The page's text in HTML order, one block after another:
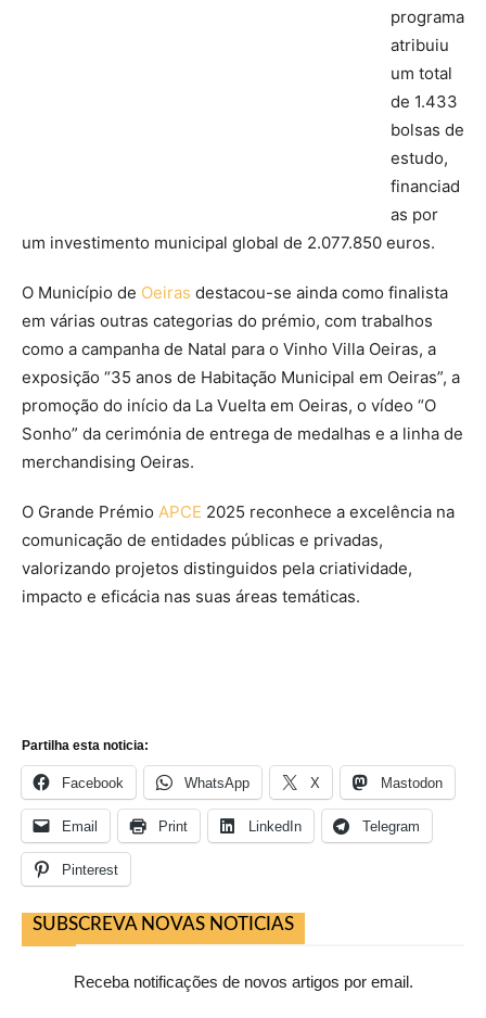
programa
atribuiu
um total
de 1.433
bolsas de
estudo,
financiad
as por
um investimento municipal global de 2.077.850 euros.
O Município de Oeiras destacou-se ainda como finalista
em várias outras categorias do prémio, com trabalhos
como a campanha de Natal para o Vinho Villa Oeiras, a
exposição “35 anos de Habitação Municipal em Oeiras”, a
promoção do início da La Vuelta em Oeiras, o vídeo “O
Sonho” da cerimónia de entrega de medalhas e a linha de
merchandising Oeiras.
O Grande Prémio APCE 2025 reconhece a excelência na
comunicação de entidades públicas e privadas,
valorizando projetos distinguidos pela criatividade,
impacto e eficácia nas suas áreas temáticas.
Partilha esta noticia:
Facebook WhatsApp X Mastodon
Email Print LinkedIn Telegram
Pinterest
SUBSCREVA NOVAS NOTICIAS
Receba notificações de novos artigos por email.